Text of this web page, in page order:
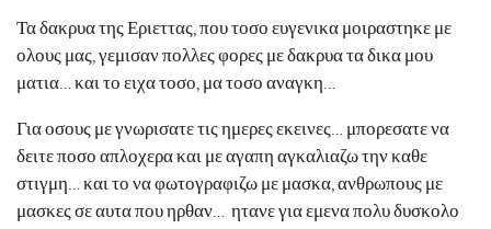
Τα δακρυα της Εριεττας, που τοσο ευγενικα μοιραστηκε με
ολους μας, γεμισαν πολλες φορες με δακρυα τα δικα μου
ματια… και το ειχα τοσο, μα τοσο αναγκη…
Για οσους με γνωρισατε τις ημερες εκεινες… μπορεσατε να
δειτε ποσο απλοχερα και με αγαπη αγκαλιαζω την καθε
στιγμη… και το να φωτογραφιζω με μασκα, ανθρωπους με
μασκες σε αυτα που ηρθαν… ητανε για εμενα πολυ δυσκολο